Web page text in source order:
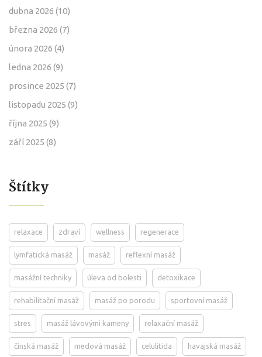
dubna 2026 (10)
března 2026 (7)
února 2026 (4)
ledna 2026 (9)
prosince 2025 (7)
listopadu 2025 (9)
října 2025 (9)
září 2025 (8)
Štítky
relaxace zdraví wellness regenerace
lymfatická masáž masáž reflexní masáž
masážní techniky úleva od bolesti detoxikace
rehabilitační masáž masáž po porodu sportovní masáž
stres masáž lávovými kameny relaxační masáž
čínská masáž medová masáž celulitida havajská masáž